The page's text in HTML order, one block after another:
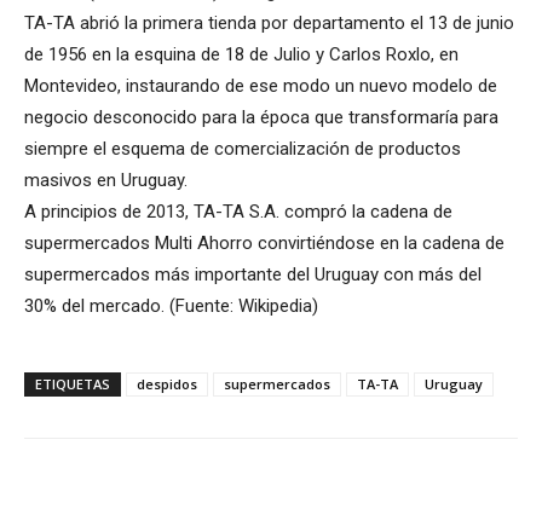
TA-TA abrió la primera tienda por departamento el 13 de junio
de 1956 en la esquina de 18 de Julio y Carlos Roxlo, en
Montevideo, instaurando de ese modo un nuevo modelo de
negocio desconocido para la época que transformaría para
siempre el esquema de comercialización de productos
masivos en Uruguay.
A principios de 2013, TA-TA S.A. compró la cadena de
supermercados Multi Ahorro convirtiéndose en la cadena de
supermercados más importante del Uruguay con más del
30% del mercado. (Fuente: Wikipedia)
ETIQUETAS despidos supermercados TA-TA Uruguay